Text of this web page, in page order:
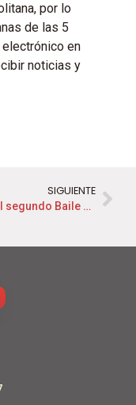
por lo
de las 5
en
noticias y
SIGUIENTE
Éxito del segundo Baile a Beneficio del alumnado de la Metropolitana, presentado por Fundación UAM, rumbo a los 50 años de la Universidad Autónoma Metropolitana